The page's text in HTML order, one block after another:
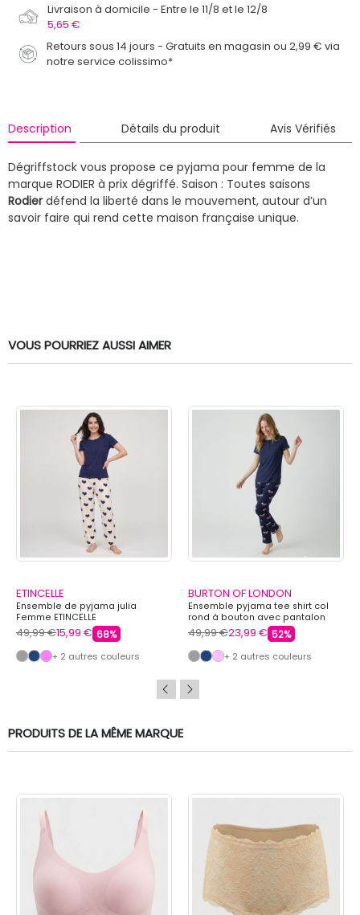
Livraison à domicile
Entre le 11/8 et le 12/8
5,65 €
Retours sous 14 jours - Gratuits en magasin ou 2,99 € via
notre service colissimo*
Description Détails du produit Avis Vérifiés
Dégriffstock vous propose ce pyjama pour femme de la
marque RODIER à prix dégriffé. Saison : Toutes saisons
Rodier défend la liberté dans le mouvement, autour d’un
savoir faire qui rend cette maison française unique.
VOUS POURRIEZ AUSSI AIMER
ETINCELLE
Ensemble de pyjama julia
Femme ETINCELLE
49,99 €15,99 € 68%
+ 2 autres couleurs
BURTON OF LONDON
Ensemble pyjama tee shirt col
rond à bouton avec pantalon
imprimé honey Femme BURTON
OF LONDON
49,99 €23,99 € 52%
+ 2 autres couleurs
PRODUITS DE LA MÊME MARQUE